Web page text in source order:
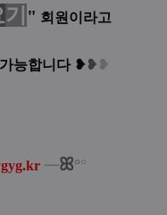
기 " 회원이라고
능합니다 ❥❥ ❥
┈ꕤ°°